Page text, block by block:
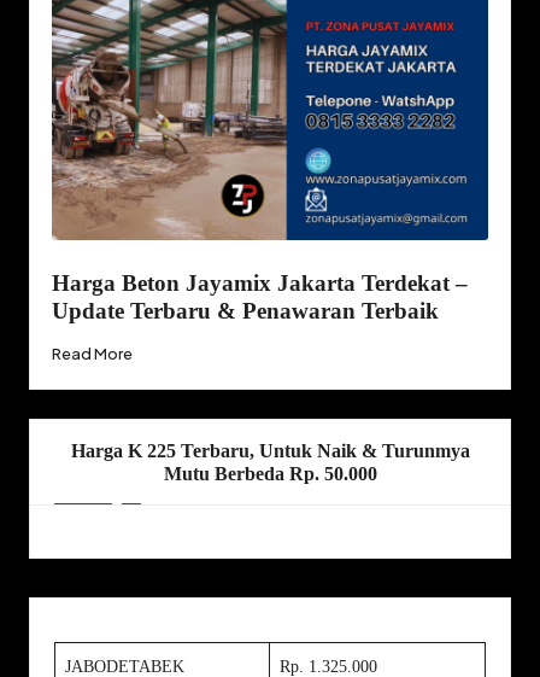
Harga Beton Jayamix Jakarta Terdekat –
Update Terbaru & Penawaran Terbaik
Read More
Harga K 225 Terbaru, Untuk Naik & Turunmya
Mutu Berbeda Rp. 50.000
JABODETABEK Rp. 1.325.000